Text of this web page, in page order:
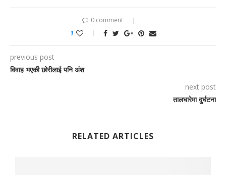
0 comment
1
previous post
विवाह भएकी छोरीलाई पनि अंश
next post
तालघारेमा दुर्घटना
RELATED ARTICLES